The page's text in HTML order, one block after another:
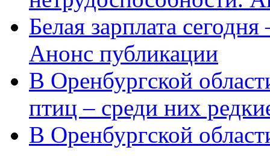
Белая зарплата
Анонс публикации
В Оренбургской
птиц – среди них
В Оренбургской